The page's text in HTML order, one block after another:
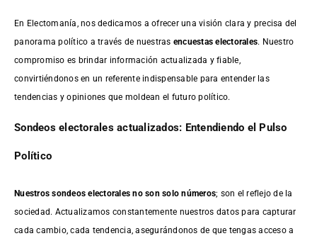
En Electomanía, nos dedicamos a ofrecer una visión clara y precisa del
panorama político a través de nuestras encuestas electorales. Nuestro
compromiso es brindar información actualizada y fiable,
convirtiéndonos en un referente indispensable para entender las
tendencias y opiniones que moldean el futuro político.
Sondeos electorales actualizados: Entendiendo el Pulso
Político
Nuestros sondeos electorales no son solo números; son el reflejo de la
sociedad. Actualizamos constantemente nuestros datos para capturar
cada cambio, cada tendencia, asegurándonos de que tengas acceso a